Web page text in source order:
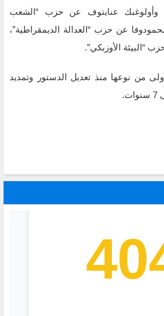
وأولوغبك عنايتوف عن حزب “الشعب
عن حزب “العدالة الديمقراطية”،
“البيئة الأوزبكي”.
من نوعها منذ تعديل الدستور وتمديد